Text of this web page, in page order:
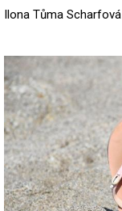
Ilona Tůma Scharfová
Image